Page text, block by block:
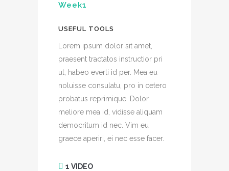
Week1
USEFUL TOOLS
Lorem ipsum dolor sit amet,
praesent tractatos instructior pri
ut, habeo everti id per. Mea eu
noluisse consulatu, pro in cetero
probatus reprimique. Dolor
meliore mea id, vidisse aliquam
democritum id nec. Vim eu
graece aperiri, ei nec esse facer.
1 VIDEO